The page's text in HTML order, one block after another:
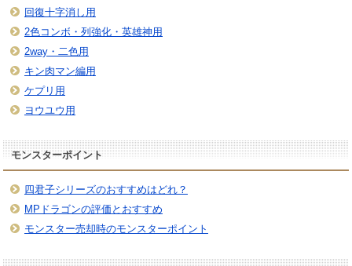
回復十字消し用
2色コンボ・列強化・英雄神用
2way・二色用
キン肉マン編用
ケプリ用
ヨウユウ用
モンスターポイント
四君子シリーズのおすすめはどれ？
MPドラゴンの評価とおすすめ
モンスター売却時のモンスターポイント